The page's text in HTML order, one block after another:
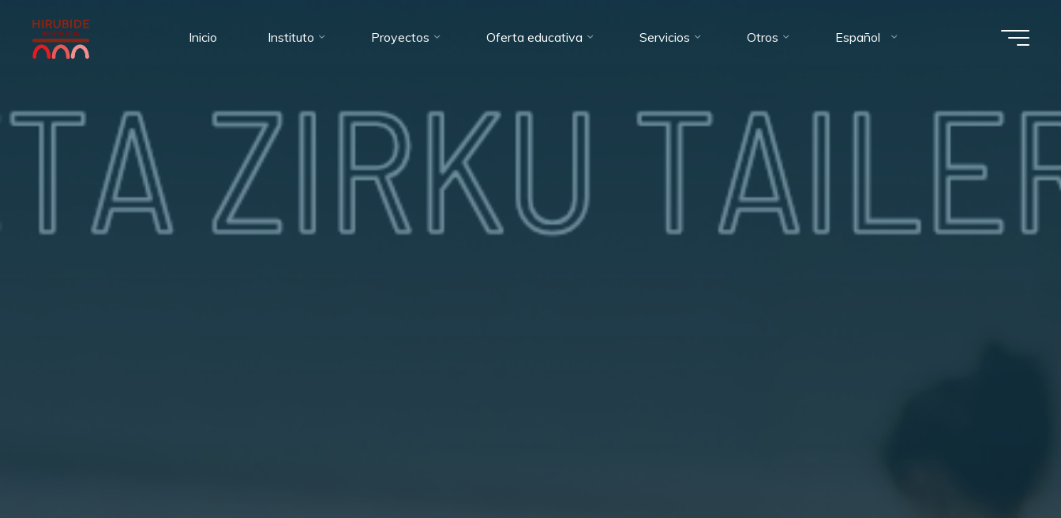
contenido
Inicio Instituto Proyectos Oferta educativa Servicios Otros Español